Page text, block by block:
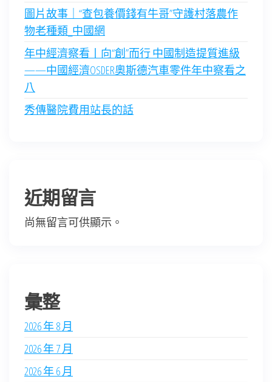
圖片故事｜“查包養價錢有牛哥”守護村落農作
物老種類_中國網
年中經濟察看丨向“創”而行 中國制造提質進級
——中國經濟OSDER奧斯德汽車零件年中察看之
八
秀傳醫院費用站長的話
近期留言
尚無留言可供顯示。
彙整
2026 年 8 月
2026 年 7 月
2026 年 6 月